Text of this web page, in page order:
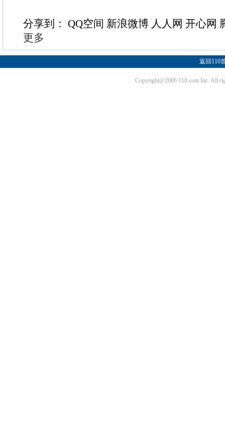
分享到： QQ空间 新浪微博 人人网 开心网
更多
返回110
Copyright@2006 110.com Inc. All